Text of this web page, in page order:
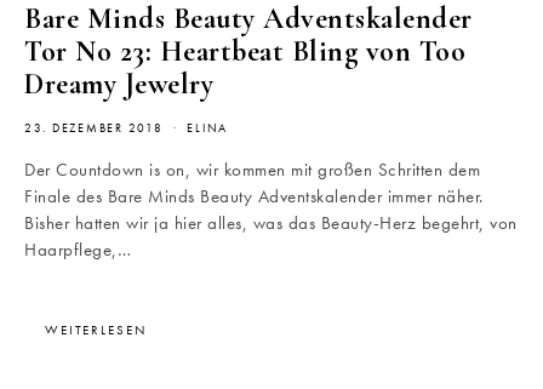
Bare Minds Beauty Adventskalender
Tor No 23: Heartbeat Bling von Too
Dreamy Jewelry
23. DEZEMBER 2018 ELINA
Der Countdown is on, wir kommen mit großen Schritten dem
Finale des Bare Minds Beauty Adventskalender immer näher.
Bisher hatten wir ja hier alles, was das Beauty-Herz begehrt, von
Haarpflege,…
WEITERLESEN